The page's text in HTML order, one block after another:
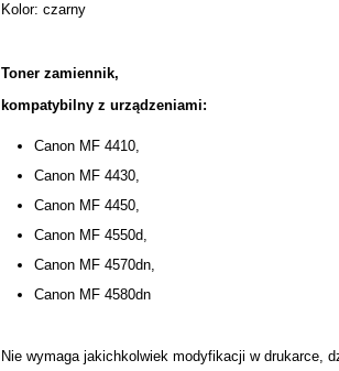
Kolor: czarny
Toner zamiennik,
kompatybilny z urządzeniami:
Canon MF 4410,
Canon MF 4430,
Canon MF 4450,
Canon MF 4550d,
Canon MF 4570dn,
Canon MF 4580dn
Nie wymaga jakichkolwiek modyfikacji w drukarce,